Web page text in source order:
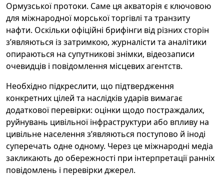
Ормузської протоки. Саме ця акваторія є ключовою
для міжнародної морської торгівлі та транзиту
нафти. Оскільки офіційні брифінги від різних сторін
з’являються із затримкою, журналісти та аналітики
опираються на супутникові знімки, відеозаписи
очевидців і повідомлення місцевих агентств.
Необхідно підкреслити, що підтвердження
конкретних цілей та наслідків ударів вимагає
додаткової перевірки: оцінки щодо постраждалих,
руйнувань цивільної інфраструктури або впливу на
цивільне населення з’являються поступово й іноді
суперечать одне одному. Через це міжнародні медіа
закликають до обережності при інтерпретації ранніх
повідомлень і перевірки джерел.